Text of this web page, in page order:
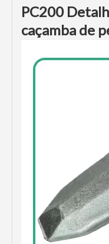
PC200
caçamba de